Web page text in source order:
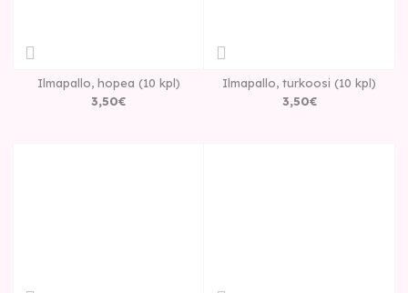
Ilmapallo, hopea (10 kpl)
3,50€
Ilmapallo, turkoosi (10 kpl)
3,50€